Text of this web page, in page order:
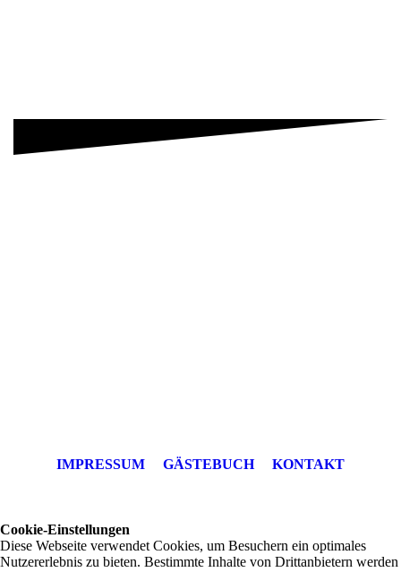
IMPRESSUM GÄSTEBUCH KONTAKT
Cookie-Einstellungen
Diese Webseite verwendet Cookies, um Besuchern ein optimales
Nutzererlebnis zu bieten. Bestimmte Inhalte von Drittanbietern werden